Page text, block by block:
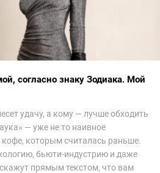
согласно знаку Зодиака. Мой
удачу, а кому — лучше обходить
— уже не то наивное
которым считалась раньше.
бьюти-индустрию и даже
прямым текстом, что вам